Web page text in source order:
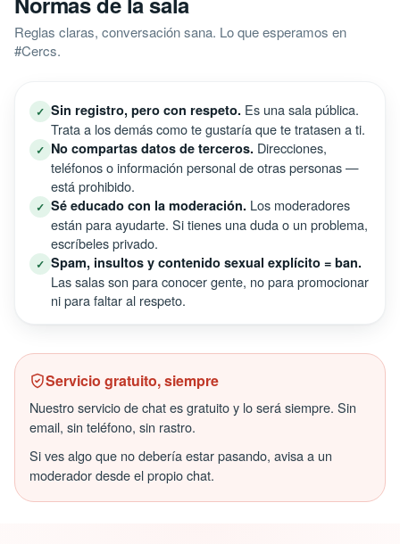
Reglas claras, conversación sana. Lo que esperamos en
#Cercs.
✓ Sin registro, pero con respeto. Es una sala pública.
Trata a los demás como te gustaría que te tratasen a ti.
✓ No compartas datos de terceros. Direcciones,
teléfonos o información personal de otras personas —
está prohibido.
✓ Sé educado con la moderación. Los moderadores
están para ayudarte. Si tienes una duda o un problema,
escríbeles privado.
✓ Spam, insultos y contenido sexual explícito = ban.
Las salas son para conocer gente, no para promocionar
ni para faltar al respeto.
Servicio gratuito, siempre
Nuestro servicio de chat es gratuito y lo será siempre. Sin
email, sin teléfono, sin rastro.
Si ves algo que no debería estar pasando, avisa a un
moderador desde el propio chat.